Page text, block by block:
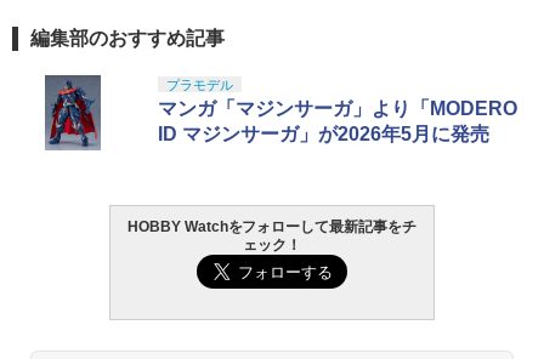
編集部のおすすめ記事
プラモデル
マンガ「マジンサーガ」より「MODERO
ID マジンサーガ」が2026年5月に発売
HOBBY Watchをフォローして最新記事をチ
ェック！